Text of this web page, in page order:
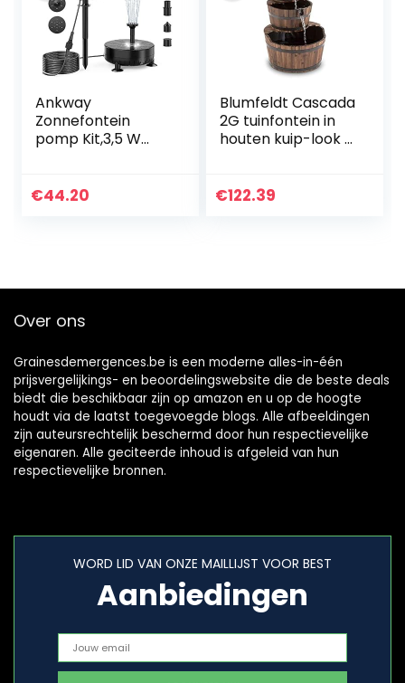
Ankway
Zonnefontein
pomp Kit,3,5 W
drijvende fontein
€44.20
Blumfeldt Cascada
2G tuinfontein in
houten kuip-look –
waterpomp, 3
€122.39
Over ons
Grainesdemergences.be is een moderne alles-in-één
prijsvergelijkings- en beoordelingswebsite die de beste deals
biedt die beschikbaar zijn op amazon en u op de hoogte
houdt via de laatst toegevoegde blogs. Alle afbeeldingen
zijn auteursrechtelijk beschermd door hun respectievelijke
eigenaren. Alle geciteerde inhoud is afgeleid van hun
respectievelijke bronnen.
WORD LID VAN ONZE MAILLIJST VOOR BEST
Aanbiedingen